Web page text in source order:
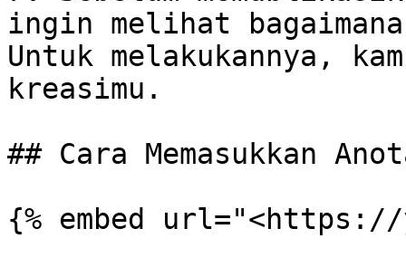
ingin melihat
Untuk melakukannya,
kreasimu.
## Cara Memasukkan
{% embed url="<https://